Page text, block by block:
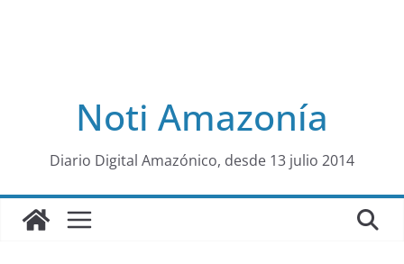
al
Noti Amazonía
Diario Digital Amazónico, desde 13 julio 2014